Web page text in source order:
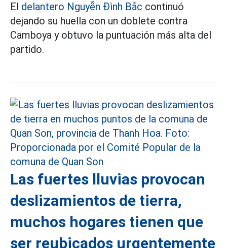
El delantero Nguyễn Đình Bắc continuó
dejando su huella con un doblete contra
Camboya y obtuvo la puntuación más alta del
partido.
Las fuertes lluvias provocan
deslizamientos de tierra,
muchos hogares tienen que
ser reubicados urgentemente